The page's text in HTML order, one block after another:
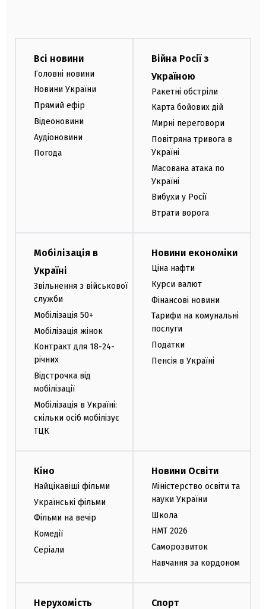
Всі новини
Головні новини
Новини України
Прямий ефір
Відеоновини
Аудіоновини
Погода
Війна Росії з
Україною
Ракетні обстріли
Карта бойових дій
Мирні переговори
Повітряна тривога в
Україні
Масована атака по
Україні
Вибухи у Росії
Втрати ворога
Мобілізація в
Україні
Звільнення з військової
служби
Мобілізація 50+
Мобілізація жінок
Контракт для 18-24-
річних
Відстрочка від
мобілізації
Мобілізація в Україні:
скільки осіб мобілізує
ТЦК
Новини економіки
Ціна нафти
Курси валют
Фінансові новини
Тарифи на комунальні
послуги
Податки
Пенсія в Україні
Кіно
Найцікавіші фільми
Українські фільми
Фільми на вечір
Комедії
Серіали
Новини Освіти
Міністерство освіти та
науки України
Школа
НМТ 2026
Саморозвиток
Навчання за кордоном
Нерухомість Спорт